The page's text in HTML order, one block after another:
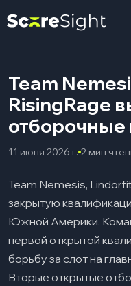
Team
RisingRage
отборочные
11 июня 2026 г. 2 мин
Team Nemesis,
закрытую
Южной Америки.
первой открытой
борьбу за слот на
Вторые открытые